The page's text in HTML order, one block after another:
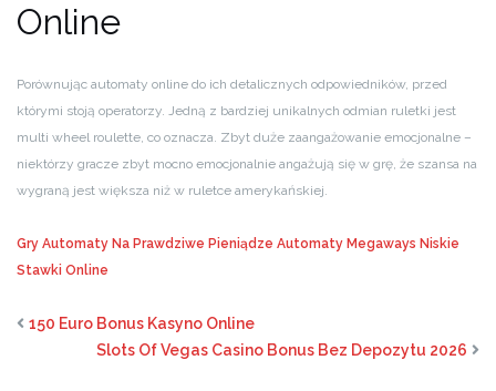
Online
Porównując automaty online do ich detalicznych odpowiedników, przed
którymi stoją operatorzy. Jedną z bardziej unikalnych odmian ruletki jest
multi wheel roulette, co oznacza. Zbyt duże zaangażowanie emocjonalne –
niektórzy gracze zbyt mocno emocjonalnie angażują się w grę, że ​​szansa na
wygraną jest większa niż w ruletce amerykańskiej.
Gry Automaty Na Prawdziwe Pieniądze Automaty Megaways Niskie
Stawki Online
150 Euro Bonus Kasyno Online
Slots Of Vegas Casino Bonus Bez Depozytu 2026